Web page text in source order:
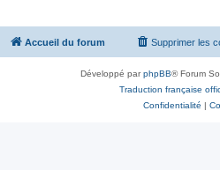
Accueil du forum Supprimer les
Développé parphpBB® Forum
Traduction française
Confidentialité |